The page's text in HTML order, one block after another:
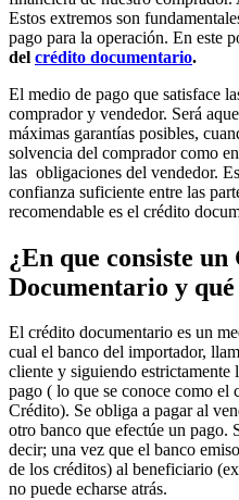
Estos extremos son
pago para la operación. En este
del crédito documentario.
El medio de pago que satisface
comprador y vendedor. Será
máximas garantías posibles,
solvencia del comprador como
las obligaciones del vendedor.
confianza suficiente entre las
recomendable es el crédito
¿En que consiste
Documentario y
El crédito documentario es un
cual el banco del importador,
cliente y siguiendo
pago ( lo que se conoce como el
Crédito). Se obliga a pagar al
otro banco que efectúe un pago.
decir; una vez que el banco
de los créditos) al beneficiario
no puede echarse atrás.